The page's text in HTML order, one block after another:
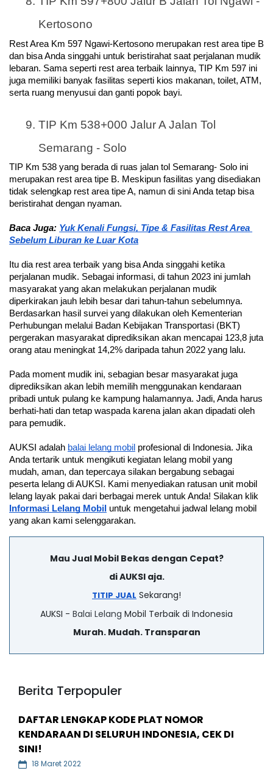
Kertosono
Rest Area Km 597 Ngawi-Kertosono merupakan rest area tipe B
dan bisa Anda singgahi untuk beristirahat saat perjalanan mudik
lebaran. Sama seperti rest area terbaik lainnya, TIP Km 597 ini
juga memiliki banyak fasilitas seperti kios makanan, toilet, ATM,
serta ruang menyusui dan ganti popok bayi.
TIP Km 538+000 Jalur A Jalan Tol
Semarang - Solo
TIP Km 538 yang berada di ruas jalan tol Semarang- Solo ini
merupakan rest area tipe B. Meskipun fasilitas yang disediakan
tidak selengkap rest area tipe A, namun di sini Anda tetap bisa
beristirahat dengan nyaman.
Baca Juga: Yuk Kenali Fungsi, Tipe & Fasilitas Rest Area
Sebelum Liburan ke Luar Kota
Itu dia rest area terbaik yang bisa Anda singgahi ketika
perjalanan mudik. Sebagai informasi, di tahun 2023 ini jumlah
masyarakat yang akan melakukan perjalanan mudik
diperkirakan jauh lebih besar dari tahun-tahun sebelumnya.
Berdasarkan hasil survei yang dilakukan oleh Kementerian
Perhubungan melalui Badan Kebijakan Transportasi (BKT)
pergerakan masyarakat diprediksikan akan mencapai 123,8 juta
orang atau meningkat 14,2% daripada tahun 2022 yang lalu.
Pada moment mudik ini, sebagian besar masyarakat juga
diprediksikan akan lebih memilih menggunakan kendaraan
pribadi untuk pulang ke kampung halamannya. Jadi, Anda harus
berhati-hati dan tetap waspada karena jalan akan dipadati oleh
para pemudik.
AUKSI adalah balai lelang mobil profesional di Indonesia. Jika
Anda tertarik untuk mengikuti kegiatan lelang mobil yang
mudah, aman, dan tepercaya silakan bergabung sebagai
peserta lelang di AUKSI. Kami menyediakan ratusan unit mobil
Informasi Lelang Mobil untuk mengetahui jadwal lelang mobil
yang akan kami selenggarakan.
Mau Jual Mobil Bekas dengan Cepat?
di AUKSI aja.
TITIP JUAL Sekarang!
AUKSI - Balai Lelang Mobil Terbaik di Indonesia
Murah. Mudah. Transparan
Berita Terpopuler
DAFTAR LENGKAP KODE PLAT NOMOR
KENDARAAN DI SELURUH INDONESIA, CEK DI
SINI!
18 Maret 2022